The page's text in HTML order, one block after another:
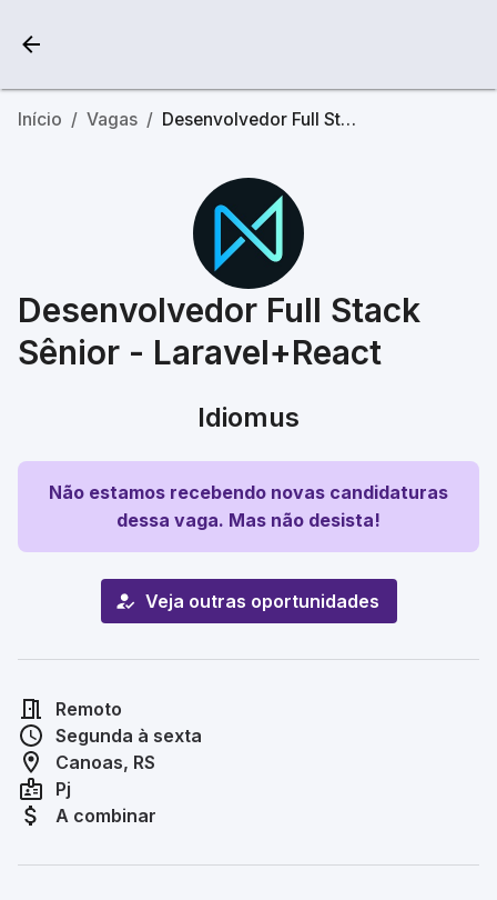
Início / Vagas / Desenvolvedor Full Stack Sênior - Laravel+React
Desenvolvedor Full Stack
Sênior - Laravel+React
Idiomus
Não estamos recebendo novas candidaturas
dessa vaga. Mas não desista!
Veja outras oportunidades
Remoto
Segunda à sexta
Canoas, RS
Pj
A combinar